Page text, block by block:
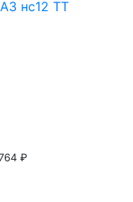
нс12 ТТ
₽